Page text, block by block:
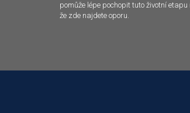
pomůže lépe pochopit tuto životní etapu
že zde najdete oporu.
Tento web